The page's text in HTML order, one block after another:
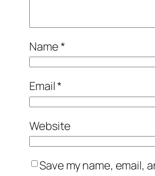
Name*
Email*
Website
Save my name, email,